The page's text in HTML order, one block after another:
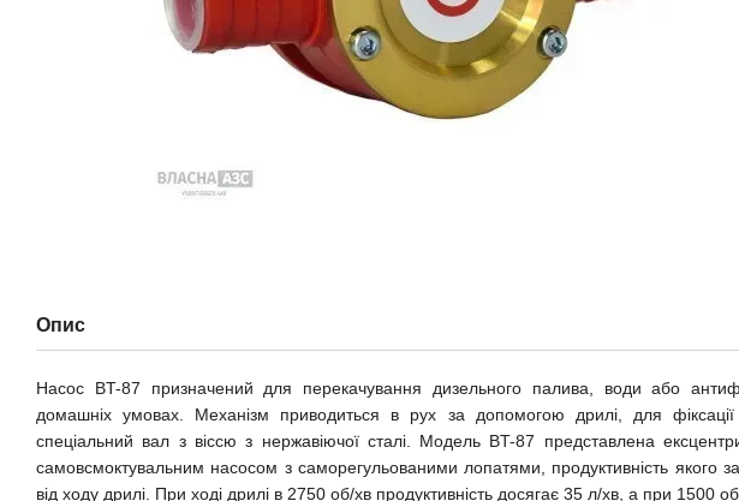
Опис
Насос BT-87 призначений для перекачування дизельного палива, води або
домашніх умовах. Механізм приводиться в рух за допомогою дрилі, для
спеціальний вал з віссю з нержавіючої сталі. Модель BT-87 представлена
самовсмоктувальним насосом з саморегульованими лопатями, продуктивність якого
від ходу дрилі. При ході дрилі в 2750 об/хв продуктивність досягає 35 л/хв, а при 1500